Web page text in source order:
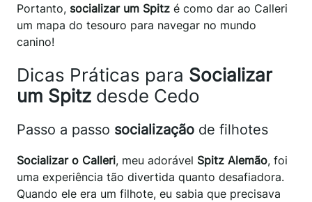
Portanto, socializar um Spitz é como dar ao Calleri
um mapa do tesouro para navegar no mundo
canino!
Dicas Práticas para Socializar
um Spitz desde Cedo
Passo a passo socialização de filhotes
Socializar o Calleri, meu adorável Spitz Alemão, foi
uma experiência tão divertida quanto desafiadora.
Quando ele era um filhote, eu sabia que precisava